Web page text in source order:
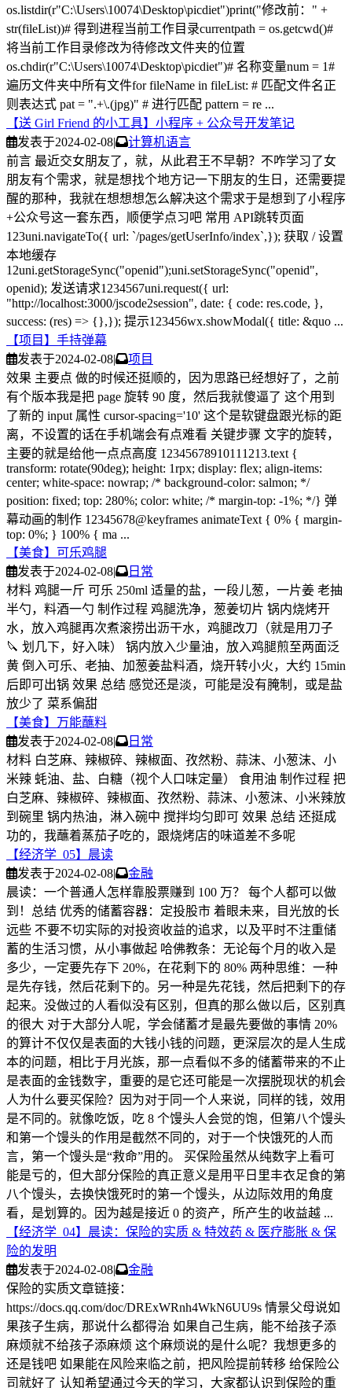
os.listdir(r"C:\Users\10074\Desktop\picdiet")print("修改前：" +
str(fileList))# 得到进程当前工作目录currentpath = os.getcwd()#
将当前工作目录修改为待修改文件夹的位置
os.chdir(r"C:\Users\10074\Desktop\picdiet")# 名称变量num = 1#
遍历文件夹中所有文件for fileName in fileList: # 匹配文件名正
则表达式 pat = ".+\.(jpg)" # 进行匹配 pattern = re ...
【送 Girl Friend 的小工具】小程序 + 公众号开发笔记
发表于2024-02-08|
计算机语言
前言 最近交女朋友了，就，从此君王不早朝？不咋学习了女
朋友有个需求，就是想找个地方记一下朋友的生日，还需要提
醒的那种，我就在想想想怎么解决这个需求于是想到了小程序
+公众号这一套东西，顺便学点习吧 常用 API跳转页面
123uni.navigateTo({ url: `/pages/getUserInfo/index`,}); 获取 / 设置
本地缓存
12uni.getStorageSync("openid");uni.setStorageSync("openid",
openid); 发送请求1234567uni.request({ url:
"http://localhost:3000/jscode2session", date: { code: res.code, },
success: (res) => {},}); 提示123456wx.showModal({ title: &quo ...
【项目】手持弹幕
发表于2024-02-08|
项目
效果 主要点 做的时候还挺顺的，因为思路已经想好了，之前
有个版本我是把 page 旋转 90 度，然后我就傻逼了 这个用到
了新的 input 属性 cursor-spacing='10' 这个是软键盘跟光标的距
离，不设置的话在手机端会有点难看 关键步骤 文字的旋转，
主要的就是给他一点点高度 12345678910111213.text {
transform: rotate(90deg); height: 1rpx; display: flex; align-items:
center; white-space: nowrap; /* background-color: salmon; */
position: fixed; top: 280%; color: white; /* margin-top: -1%; */} 弹
幕动画的制作 12345678@keyframes animateText { 0% { margin-
top: 0%; } 100% { ma ...
【美食】可乐鸡腿
发表于2024-02-08|
日常
材料 鸡腿一斤 可乐 250ml 适量的盐，一段儿葱，一片姜 老抽
半勺，料酒一勺 制作过程 鸡腿洗净，葱姜切片 锅内烧烤开
水，放入鸡腿再次煮滚捞出沥干水，鸡腿改刀（就是用刀子
🔪 划几下，好入味） 锅内放入少量油，放入鸡腿煎至两面泛
黄 倒入可乐、老抽、加葱姜盐料酒，烧开转小火，大约 15min
后即可出锅 效果 总结 感觉还是淡，可能是没有腌制，或是盐
放少了 菜系偏甜
【美食】万能蘸料
发表于2024-02-08|
日常
材料 白芝麻、辣椒碎、辣椒面、孜然粉、蒜沫、小葱沫、小
米辣 蚝油、盐、白糖（视个人口味定量） 食用油 制作过程 把
白芝麻、辣椒碎、辣椒面、孜然粉、蒜沫、小葱沫、小米辣放
到碗里 锅内热油，淋入碗中 搅拌均匀即可 效果 总结 还挺成
功的，我蘸着蒸茄子吃的，跟烧烤店的味道差不多呢
【经济学_05】晨读
发表于2024-02-08|
金融
晨读：一个普通人怎样靠股票赚到 100 万？ 每个人都可以做
到！总结 优秀的储蓄容器：定投股市 着眼未来，目光放的长
远些 不要不切实际的对投资收益的追求，以及平时不注重储
蓄的生活习惯，从小事做起 哈佛教条：无论每个月的收入是
多少，一定要先存下 20%，在花剩下的 80% 两种思维：一种
是先存钱，然后花剩下的。另一种是先花钱，然后把剩下的存
起来。没做过的人看似没有区别，但真的那么做以后，区别真
的很大 对于大部分人呢，学会储蓄才是最先要做的事情 20%
的算计不仅仅是表面的大钱小钱的问题，更深层次的是人生成
本的问题，相比于月光族，那一点看似不多的储蓄带来的不止
是表面的金钱数字，重要的是它还可能是一次摆脱现状的机会
人为什么要买保险？因为对于同一个人来说，同样的钱，效用
是不同的。就像吃饭，吃 8 个馒头人会觉的饱，但第八个馒头
和第一个馒头的作用是截然不同的，对于一个快饿死的人而
言，第一个馒头是“救命”用的。 买保险虽然从纯数字上看可
能是亏的，但大部分保险的真正意义是用平日里丰衣足食的第
八个馒头，去换快饿死时的第一个馒头，从边际效用的角度
看，是划算的。因为越是接近 0 的资产，所产生的收益越 ...
【经济学_04】晨读：保险的实质 & 特效药 & 医疗膨胀 & 保
险的发明
发表于2024-02-08|
金融
保险的实质文章链接：
https://docs.qq.com/doc/DRExWRnh4WkN6UU9s 情景父母说如
果孩子生病，那说什么都得治 如果自己生病，能不给孩子添
麻烦就不给孩子添麻烦 这个麻烦说的是什么呢？我想更多的
还是钱吧 如果能在风险来临之前，把风险提前转移 给保险公
司就好了 认知希望通过今天的学习，大家都认识到保险的重